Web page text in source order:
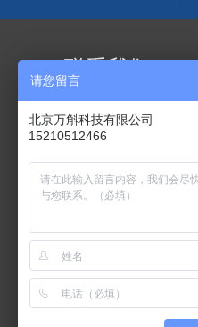
联系我们
公司地址：北京市房山
请您留言
北京万斛科技有限公司
15210512466